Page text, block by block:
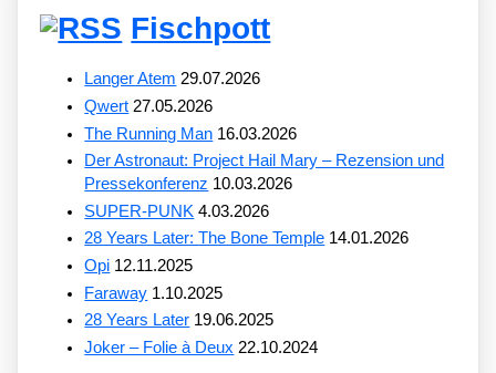
Fischpott
Langer Atem 29.07.2026
Qwert 27.05.2026
The Running Man 16.03.2026
Der Astronaut: Project Hail Mary – Rezension und
Pressekonferenz 10.03.2026
SUPER-PUNK 4.03.2026
28 Years Later: The Bone Temple 14.01.2026
Opi 12.11.2025
Faraway 1.10.2025
28 Years Later 19.06.2025
Joker – Folie à Deux 22.10.2024